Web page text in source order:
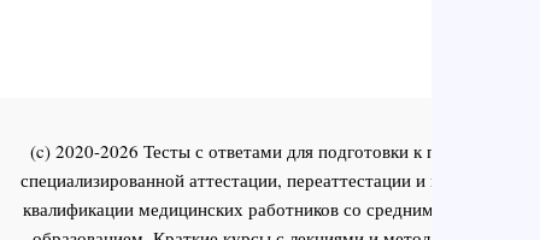
(c) 2020-2026 Тесты с ответами для подготовки к первичной
специализированной аттестации, переаттестации и повышения
квалификации медицинских работников со средним и высшим